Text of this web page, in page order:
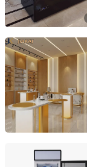
Guangzhou Jiakai
Guangdong,
Guangdong